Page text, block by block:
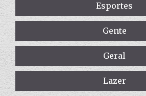
Esportes
Gente
Geral
Lazer